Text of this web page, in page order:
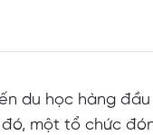
du học hàng
một tổ chức